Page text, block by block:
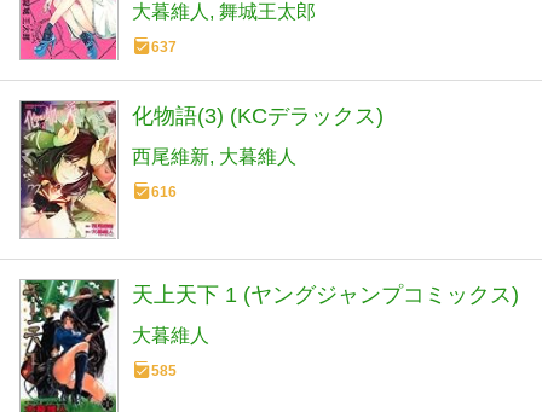
大暮維人 舞城王太郎
637
化物語(3) (KCデラックス)
西尾維新 大暮維人
616
天上天下 1 (ヤングジャンプコミックス)
大暮維人
585